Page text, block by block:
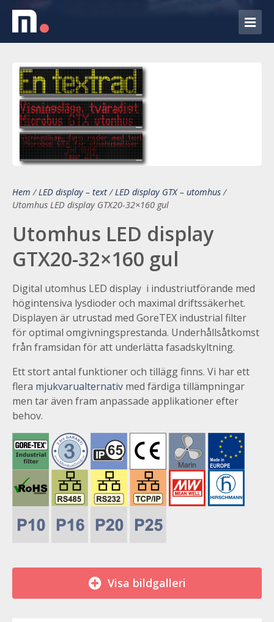
Hem / LED display – text / LED display GTX – utomhus /
Utomhus LED display GTX20-32×160 gul
Utomhus LED display
GTX20-32×160 gul
Digital utomhus LED display i industriutförande med
högintensiva lysdioder och maximal driftssäkerhet.
Displayen är utrustad med GoreTEX industrial filter
för optimal omgivningsprestanda. Underhållsåtkomst
från framsidan för att underlätta fasadskyltning.
Ett stort antal funktioner och tillägg finns. Vi har ett
flera mjukvarualternativ med färdiga tillämpningar
men tar även fram anpassade applikationer efter
behov.
Visa bildgalleri